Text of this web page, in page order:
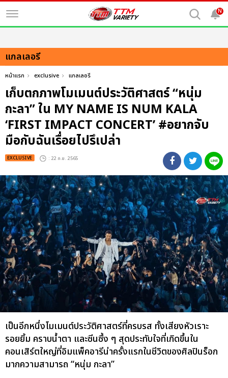
N
แกลเลอรี
หน้าแรก exclusive แกลเลอรี
เก็บตกภาพโมเมนต์ประวัติศาสตร์ “หนุ่ม
กะลา” ใน MY NAME IS NUM KALA
‘FIRST IMPACT CONCERT’ #อยากจับ
มือกับฉันเรื่อยไปรึเปล่า
EXCLUSIVE : 22 ก.ย. 2565
เป็นอีกหนึ่งโมเมนต์ประวัติศาสตร์ที่ครบรส ทั้งเสียงหัวเราะ
รอยยิ้ม คราบน้ำตา และซีนซึ้ง ๆ สุดประทับใจที่เกิดขึ้นใน
คอนเสิร์ตใหญ่ที่อิมแพ็คอารีน่าครั้งแรกในชีวิตของศิลปินร็อก
มากความสามารถ “หนุ่ม กะลา”